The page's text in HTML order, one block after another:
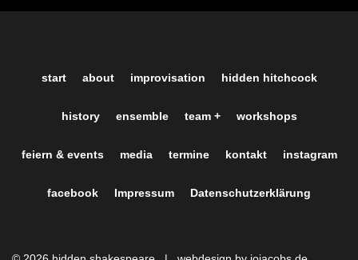
start about improvisation hidden hitchcock
history ensemble team + workshops
feiern & events media termine kontakt instagram
facebook Impressum Datenschutzerklärung